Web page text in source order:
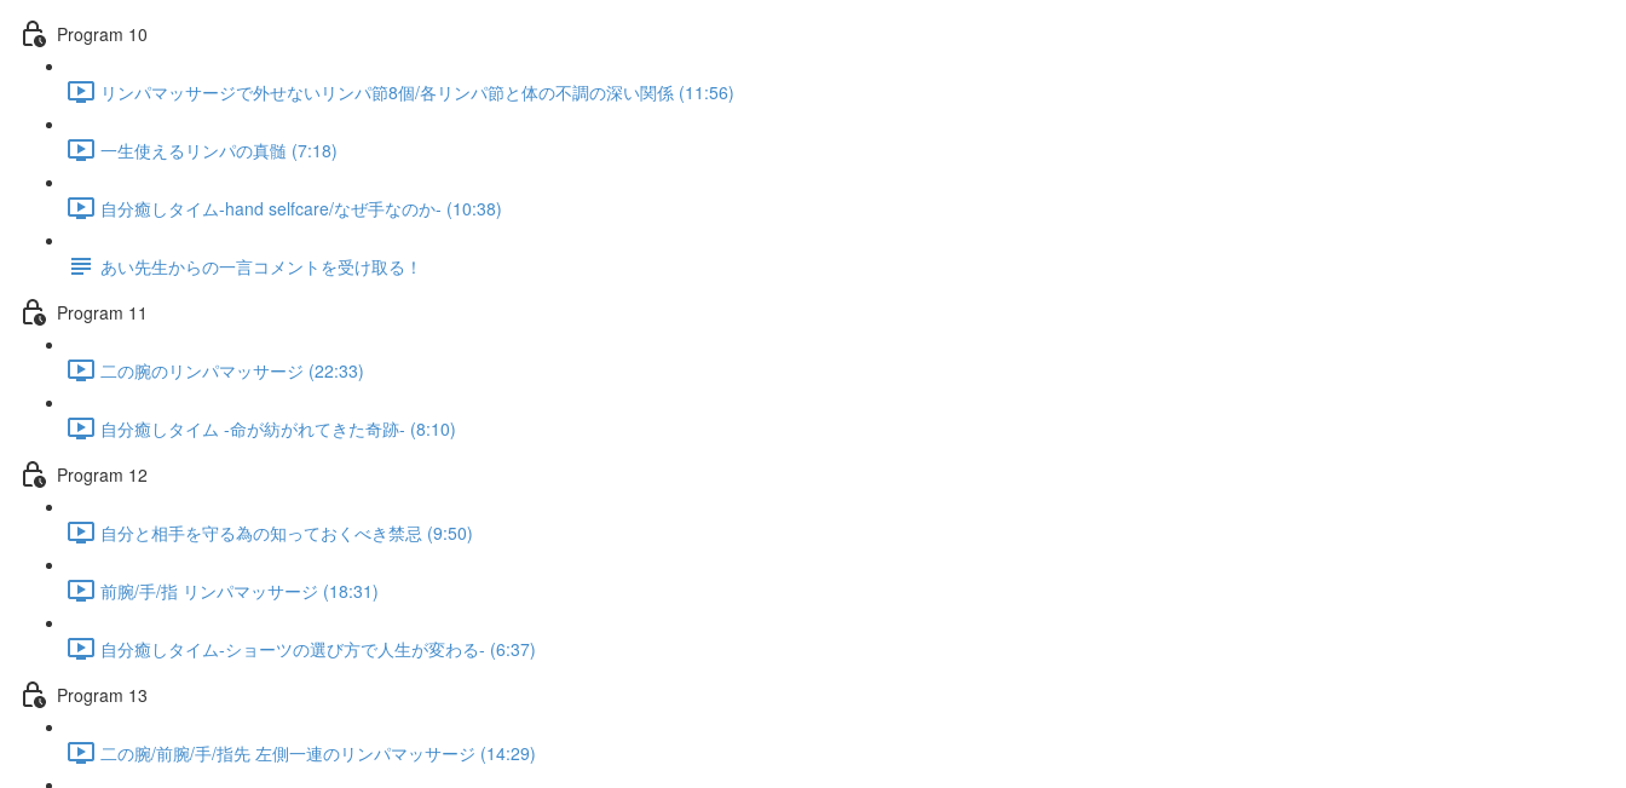
Program 10
リンパマッサージで外せないリンパ節8個/各リンパ節と体の不調の深い関係 (11:56)
一生使えるリンパの真髄 (7:18)
自分癒しタイム-hand selfcare/なぜ手なのか- (10:38)
あい先生からの一言コメントを受け取る！
Program 11
二の腕のリンパマッサージ (22:33)
自分癒しタイム -命が紡がれてきた奇跡- (8:10)
Program 12
自分と相手を守る為の知っておくべき禁忌 (9:50)
前腕/手/指 リンパマッサージ (18:31)
自分癒しタイム-ショーツの選び方で人生が変わる- (6:37)
Program 13
二の腕/前腕/手/指先 左側一連のリンパマッサージ (14:29)